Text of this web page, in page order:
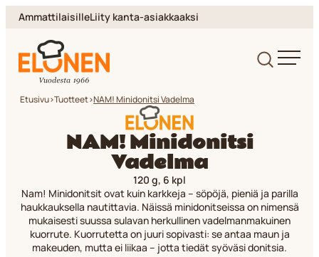
Siirry
sisältöön
AmmattilaisilleLiity kanta-asiakkaaksi
Elonen
Etusivu>Tuotteet>NAM! Minidonitsi Vadelma
NAM! Minidonitsi
Vadelma
120 g, 6 kpl
Nam! Minidonitsit ovat kuin karkkeja – söpöjä, pieniä ja parilla
haukkauksella nautittavia. Näissä minidonitseissa on nimensä
mukaisesti suussa sulavan herkullinen vadelmanmakuinen
kuorrute. Kuorrutetta on juuri sopivasti: se antaa maun ja
makeuden, mutta ei liikaa – jotta tiedät syöväsi donitsia.